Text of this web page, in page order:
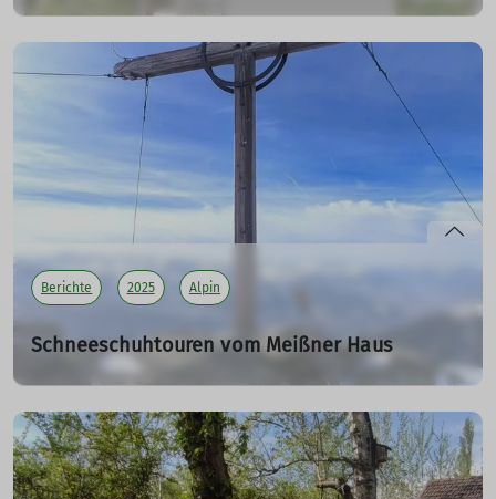
SV 05
Nachdem Florian die Fotoexkursion Japanischer Garten
im Programm kreativ in „Japan trifft Lautern“ umbenannt
hatte, mussten wir uns überlegen, wie wir das Thema
umsetzen.
mehr erfahren
Berichte 2025 Alpin
Schneeschuhtouren vom Meißner Haus
WS 01 - Schneeschuhwandern in den Tuxer Alpen – wer
01.04.2025
Die oberste Heeresleitung des DAV in München will es
so, wir erkennen den tieferen Sinn und sind „folgsam“!